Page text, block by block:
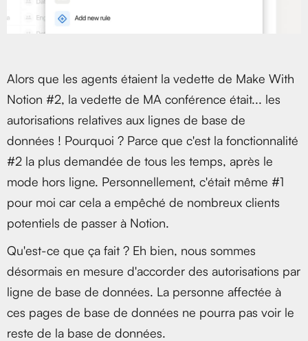
Alors que les agents étaient la vedette de Make With
Notion #2, la vedette de MA conférence était... les
autorisations relatives aux lignes de base de
données ! Pourquoi ? Parce que c'est la fonctionnalité
#2 la plus demandée de tous les temps, après le
mode hors ligne. Personnellement, c'était même #1
pour moi car cela a empêché de nombreux clients
potentiels de passer à Notion.
Qu'est-ce que ça fait ? Eh bien, nous sommes
désormais en mesure d'accorder des autorisations par
ligne de base de données. La personne affectée à
ces pages de base de données ne pourra pas voir le
reste de la base de données.